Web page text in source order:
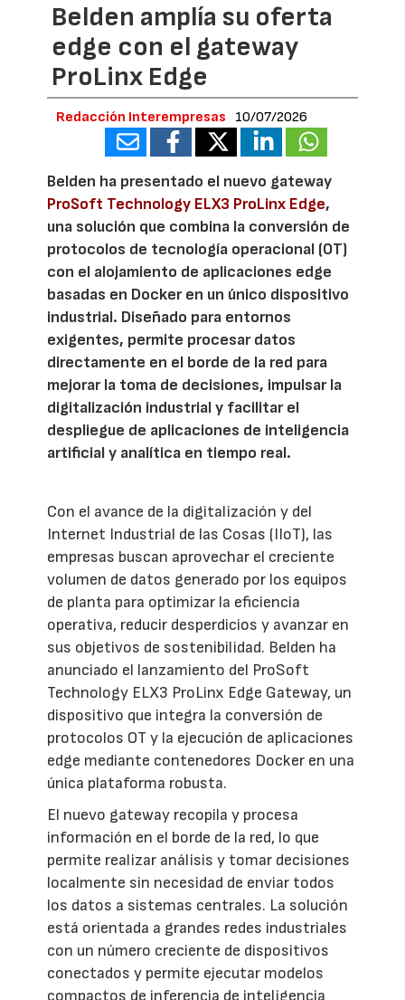
Belden amplía su oferta
edge con el gateway
ProLinx Edge
Redacción Interempresas 10/07/2026
Belden ha presentado el nuevo gateway
ProSoft Technology ELX3 ProLinx Edge,
una solución que combina la conversión de
protocolos de tecnología operacional (OT)
con el alojamiento de aplicaciones edge
basadas en Docker en un único dispositivo
industrial. Diseñado para entornos
exigentes, permite procesar datos
directamente en el borde de la red para
mejorar la toma de decisiones, impulsar la
digitalización industrial y facilitar el
despliegue de aplicaciones de inteligencia
artificial y analítica en tiempo real.
Con el avance de la digitalización y del
Internet Industrial de las Cosas (IIoT), las
empresas buscan aprovechar el creciente
volumen de datos generado por los equipos
de planta para optimizar la eficiencia
operativa, reducir desperdicios y avanzar en
sus objetivos de sostenibilidad. Belden ha
anunciado el lanzamiento del ProSoft
Technology ELX3 ProLinx Edge Gateway, un
dispositivo que integra la conversión de
protocolos OT y la ejecución de aplicaciones
edge mediante contenedores Docker en una
única plataforma robusta.
El nuevo gateway recopila y procesa
información en el borde de la red, lo que
permite realizar análisis y tomar decisiones
localmente sin necesidad de enviar todos
los datos a sistemas centrales. La solución
está orientada a grandes redes industriales
con un número creciente de dispositivos
conectados y permite ejecutar modelos